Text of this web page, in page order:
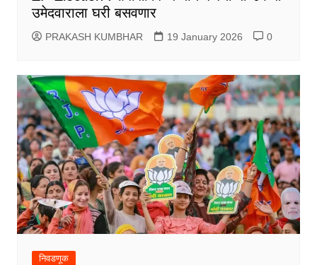
उमेदवाराला घरी बसवणार
PRAKASH KUMBHAR 19 January 2026 0
निवडणूक